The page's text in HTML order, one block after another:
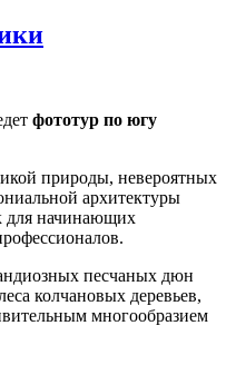
фототур по югу
природы, невероятных
архитектуры
для начинающих
песчаных дюн
колчановых деревьев,
многообразием